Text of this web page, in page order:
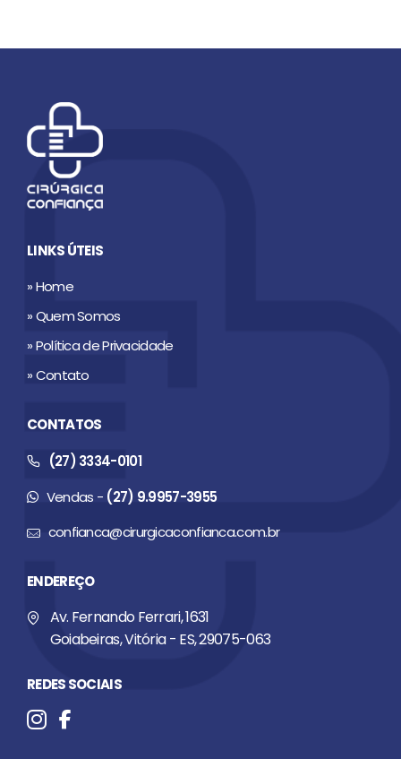
LINKS ÚTEIS
» Home
» Quem Somos
» Política de Privacidade
» Contato
CONTATOS
(27) 3334-0101
Vendas - (27) 9.9957-3955
confianca@cirurgicaconfianca.com.br
ENDEREÇO
Av. Fernando Ferrari, 1631
Goiabeiras, Vitória - ES, 29075-063
REDES SOCIAIS